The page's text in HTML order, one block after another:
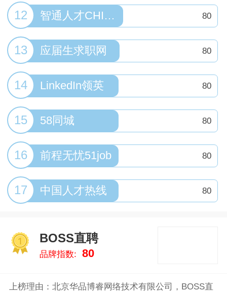
12 智通人才CHITONE 80
13 应届生求职网 80
14 LinkedIn领英 80
15 58同城 80
16 前程无忧51job 80
17 中国人才热线 80
BOSS直聘
品牌指数: 80
上榜理由：北京华品博睿网络技术有限公司，BOSS直